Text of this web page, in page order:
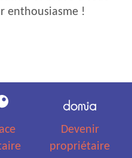
enthousiasme !
Devenir
propriétaire